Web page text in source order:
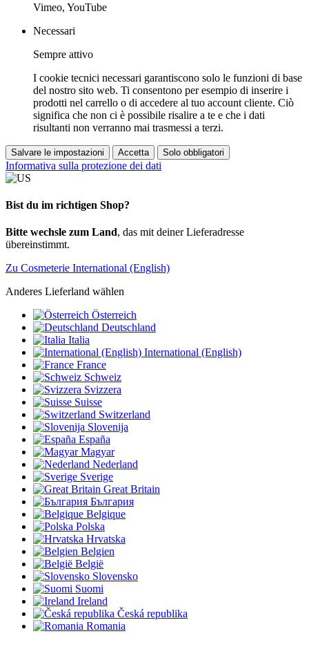
Vimeo, YouTube
Necessari
Sempre attivo
I cookie tecnici necessari garantiscono solo le funzioni di base
del nostro sito web. Ti consentono per esempio di inserire i
prodotti nel carrello o di accedere al tuo account cliente. Ciò
significa che non ci è possibile risalire a te e che i dati
risultanti non verranno mai trasmessi a terzi.
Salvare le impostazioni Accetta Solo obbligatori
Informativa sulla protezione dei dati
Bist du im richtigen Shop?
Bitte wechsle zum Land, das mit deiner Lieferadresse
übereinstimmt.
Zu Cosmeterie International (English)
Anderes Lieferland wählen
Österreich
Deutschland
Italia
International (English)
France
Schweiz
Svizzera
Suisse
Switzerland
Slovenija
España
Magyar
Nederland
Sverige
Great Britain
България
Belgique
Polska
Hrvatska
Belgien
België
Slovensko
Suomi
Ireland
Česká republika
Romania